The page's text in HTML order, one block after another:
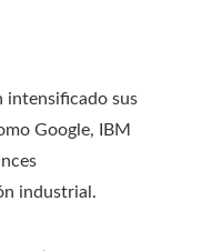
intensificado sus
Google, IBM
industrial.